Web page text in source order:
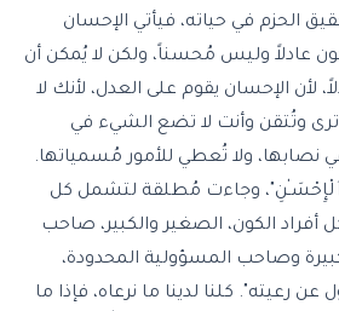
الحزم في حياته، فيأتي الإحسان
عادلاً وليس مُحسناً، ولكن لا يُمكن أن
لأن الإحسان يقوم على العدل، لأنك لا
ترى وتُتقن وأنت لا تضع الشيء في
نصابها، ولا تُعطي للأمور مُسمياتها.
وجاءت مُطلقة لتشمل كل
أفراد الكون، الصغير والكبير، صاحب
وصاحب المسؤولية المحدودة،
رعيته". كلنا لدينا ما نرعاه، فإذا ما